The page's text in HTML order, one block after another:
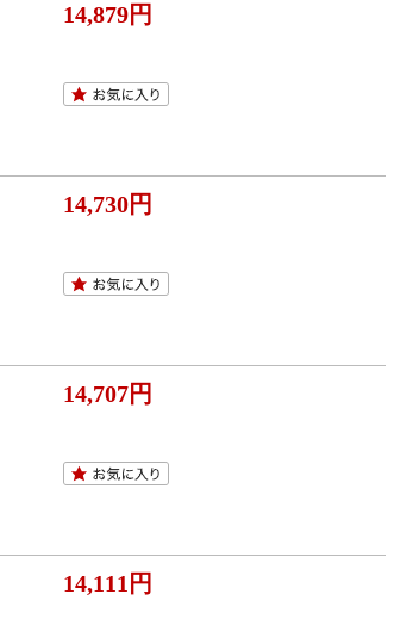
14,879円
14,730円
14,707円
14,111円